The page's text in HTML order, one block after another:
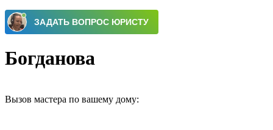
Богданова
Вызов мастера по вашему дому: